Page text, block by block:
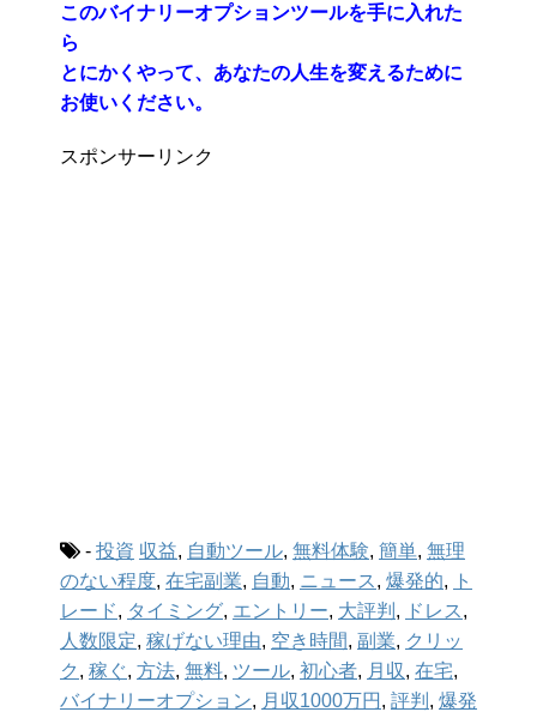
このバイナリーオプションツールを手に入れた
ら
とにかくやって、あなたの人生を変えるために
お使いください。
スポンサーリンク
- 投資 収益, 自動ツール, 無料体験, 簡単, 無理
のない程度, 在宅副業, 自動, ニュース , 爆発的,
ト
レード, タイミング, エントリー, 大評判 , ドレス ,
人数限定, 稼げない理由, 空き時間, 副業, クリッ
ク , 稼ぐ, 方法, 無料, ツール, 初心者, 月収, 在宅,
バイナリーオプション, 月収1000万円 , 評判 , 爆発